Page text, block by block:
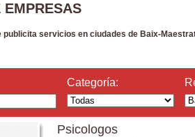
EMPRESAS
publicita servicios en ciudades de Baix-
Categoría:
Psicologos